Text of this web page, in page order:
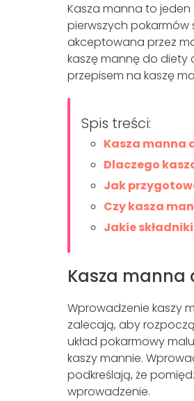
Kasza manna to
pierwszych pokarmów
akceptowana przez
kaszę mannę do diety
przepisem na kaszę
Spis treści:
Kasza manna
Dlaczego
Jak
Czy kasza
Jakie
Kasza manna
Wprowadzenie kaszy
zalecają, aby
układ pokarmowy
kaszy mannie.
podkreślają, że
wprowadzenie.